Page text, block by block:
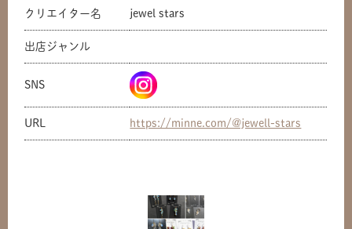
クリエイター名 jewel stars
出店ジャンル
SNS
URL https://minne.com/@jewell-stars